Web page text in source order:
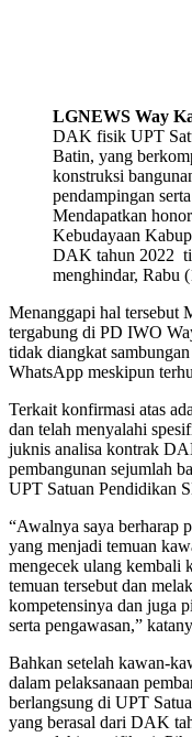
LGNEWS Way
DAK fisik UPT
Batin, yang
konstruksi
pendampingan
Mendapatkan
Kebudayaan
DAK tahun 2022
menghindar, Rabu
Menanggapi hal tersebut
tergabung di PD IWO
tidak diangkat
WhatsApp meskipun
Terkait konfirmasi atas
dan telah menyalahi
juknis analisa kontrak
pembangunan sejumlah
UPT Satuan Pendidikan
“Awalnya saya berharap
yang menjadi temuan
mengecek ulang kembali
temuan tersebut dan
kompetensinya dan juga
serta pengawasan,”
Bahkan setelah kawan-
dalam pelaksanaan
berlangsung di UPT
yang berasal dari DAK